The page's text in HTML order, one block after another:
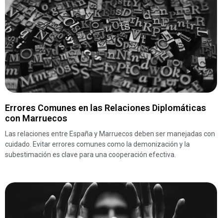
Errores Comunes en las Relaciones Diplomáticas
con Marruecos
Las relaciones entre España y Marruecos deben ser manejadas con
cuidado. Evitar errores comunes como la demonización y la
subestimación es clave para una cooperación efectiva.